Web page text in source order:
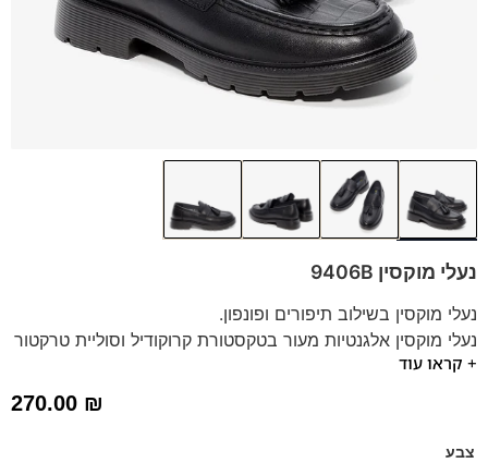
נעלי מוקסין 9406B
נעלי מוקסין בשילוב תיפורים ופונפון.
נעלי מוקסין אלגנטיות מעור בטקסטורת קרוקודיל וסוליית טרקטור
בשילוב עקב בגובה 2.5 ס"מ
+ קראו עוד
270.00 ₪
צבע